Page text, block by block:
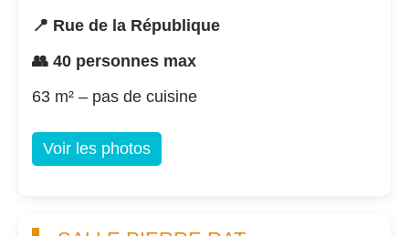
📍 Rue de la République
👥 40 personnes max
63 m² – pas de cuisine
Voir les photos